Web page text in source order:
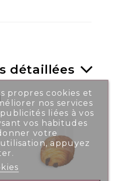
détaillées
propres cookies et
nos services
liées à vos
vos habitudes
votre
appuyez